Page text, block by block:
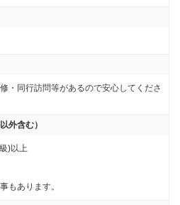
・同行訪問等があるので安心してくださ
外含む）
)以上
もあります。